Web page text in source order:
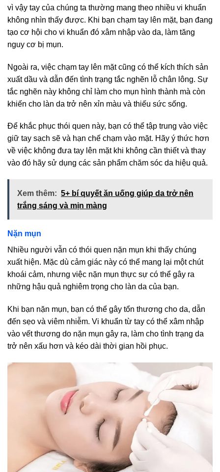
vì vậy tay của chúng ta thường mang theo nhiều vi khuẩn
không nhìn thấy được. Khi bạn chạm tay lên mặt, bạn đang
tạo cơ hội cho vi khuẩn đó xâm nhập vào da, làm tăng
nguy cơ bị mụn.
Ngoài ra, việc chạm tay lên mặt cũng có thể kích thích sản
xuất dầu và dẫn đến tình trạng tắc nghẽn lỗ chân lông. Sự
tắc nghẽn này không chỉ làm cho mụn hình thành mà còn
khiến cho làn da trở nên xỉn màu và thiếu sức sống.
Để khắc phục thói quen này, bạn có thể tập trung vào việc
giữ tay sạch sẽ và hạn chế chạm vào mặt. Hãy ý thức hơn
về việc không đưa tay lên mặt khi không cần thiết và thay
vào đó hãy sử dụng các sản phẩm chăm sóc da hiệu quả.
Xem thêm: 5+ bí quyết ăn uống giúp da trở nên
trắng sáng và mịn màng
Nặn mụn
Nhiều người vẫn có thói quen nặn mụn khi thấy chúng
xuất hiện. Mặc dù cảm giác này có thể mang lại một chút
khoái cảm, nhưng việc nặn mụn thực sự có thể gây ra
những hậu quả nghiêm trọng cho làn da của bạn.
Khi bạn nặn mụn, bạn có thể gây tổn thương cho da, dẫn
đến sẹo và viêm nhiễm. Vi khuẩn từ tay có thể xâm nhập
vào vết thương do nặn mụn gây ra, làm cho tình trạng da
trở nên xấu hơn và kéo dài thời gian hồi phục.